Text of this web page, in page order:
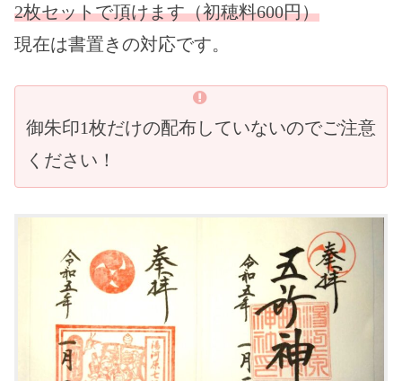
2枚セットで頂けます（初穂料600円）
現在は書置きの対応です。
御朱印1枚だけの配布していないのでご注意
ください！